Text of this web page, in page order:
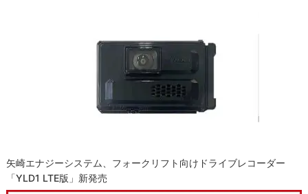
矢崎エナジーシステム、フォークリフト向けドライブレコーダー
「YLD1 LTE版」新発売